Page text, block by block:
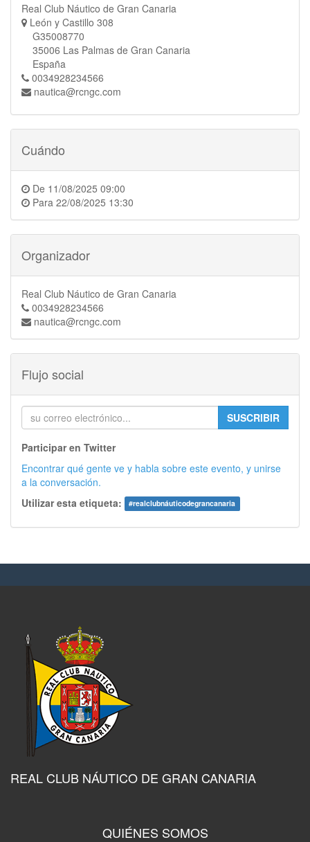
Real Club Náutico de Gran Canaria
León y Castillo 308
G35008770
35006 Las Palmas de Gran Canaria
España
0034928234566
nautica@rcngc.com
Cuándo
De 11/08/2025 09:00
Para 22/08/2025 13:30
Organizador
Real Club Náutico de Gran Canaria
0034928234566
nautica@rcngc.com
Flujo social
SUSCRIBIR
Participar en Twitter
Encontrar qué gente ve y habla sobre este evento, y unirse
a la conversación.
Utilizar esta etiqueta:
#realclubnáuticodegrancanaria
REAL CLUB NÁUTICO DE GRAN CANARIA
QUIÉNES SOMOS